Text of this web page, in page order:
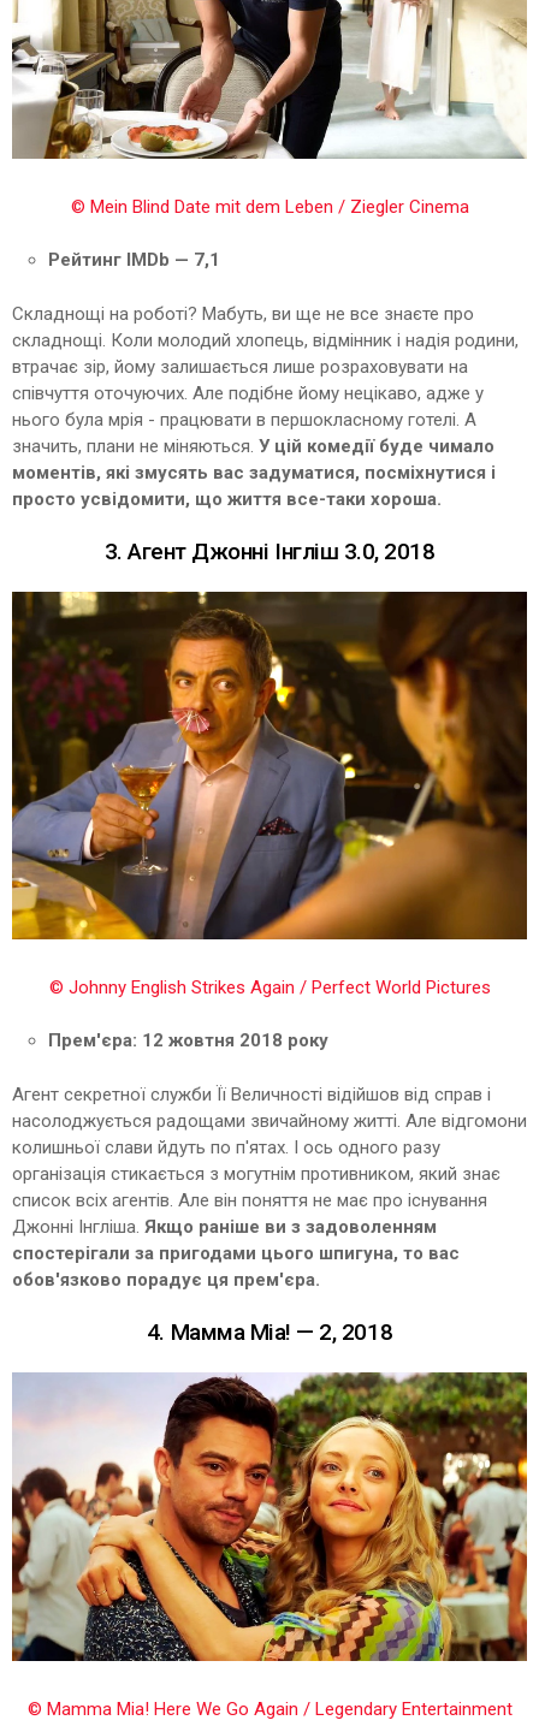
© Mein Blind Date mit dem Leben / Ziegler Cinema
Рейтинг IMDb — 7,1
Складнощі на роботі? Мабуть, ви ще не все знаєте про
складнощі. Коли молодий хлопець, відмінник і надія родини,
втрачає зір, йому залишається лише розраховувати на
співчуття оточуючих. Але подібне йому нецікаво, адже у
нього була мрія - працювати в першокласному готелі. А
значить, плани не міняються. У цій комедії буде чимало
моментів, які змусять вас задуматися, посміхнутися і
просто усвідомити, що життя все-таки хороша.
3. Агент Джонні Інгліш 3.0, 2018
© Johnny English Strikes Again / Perfect World Pictures
Прем'єра: 12 жовтня 2018 року
Агент секретної служби Її Величності відійшов від справ і
насолоджується радощами звичайному житті. Але відгомони
колишньої слави йдуть по п'ятах. І ось одного разу
організація стикається з могутнім противником, який знає
список всіх агентів. Але він поняття не має про існування
Джонні Інгліша. Якщо раніше ви з задоволенням
спостерігали за пригодами цього шпигуна, то вас
обов'язково порадує ця прем'єра.
4. Мамма Mia! — 2, 2018
© Mamma Mia! Here We Go Again / Legendary Entertainment